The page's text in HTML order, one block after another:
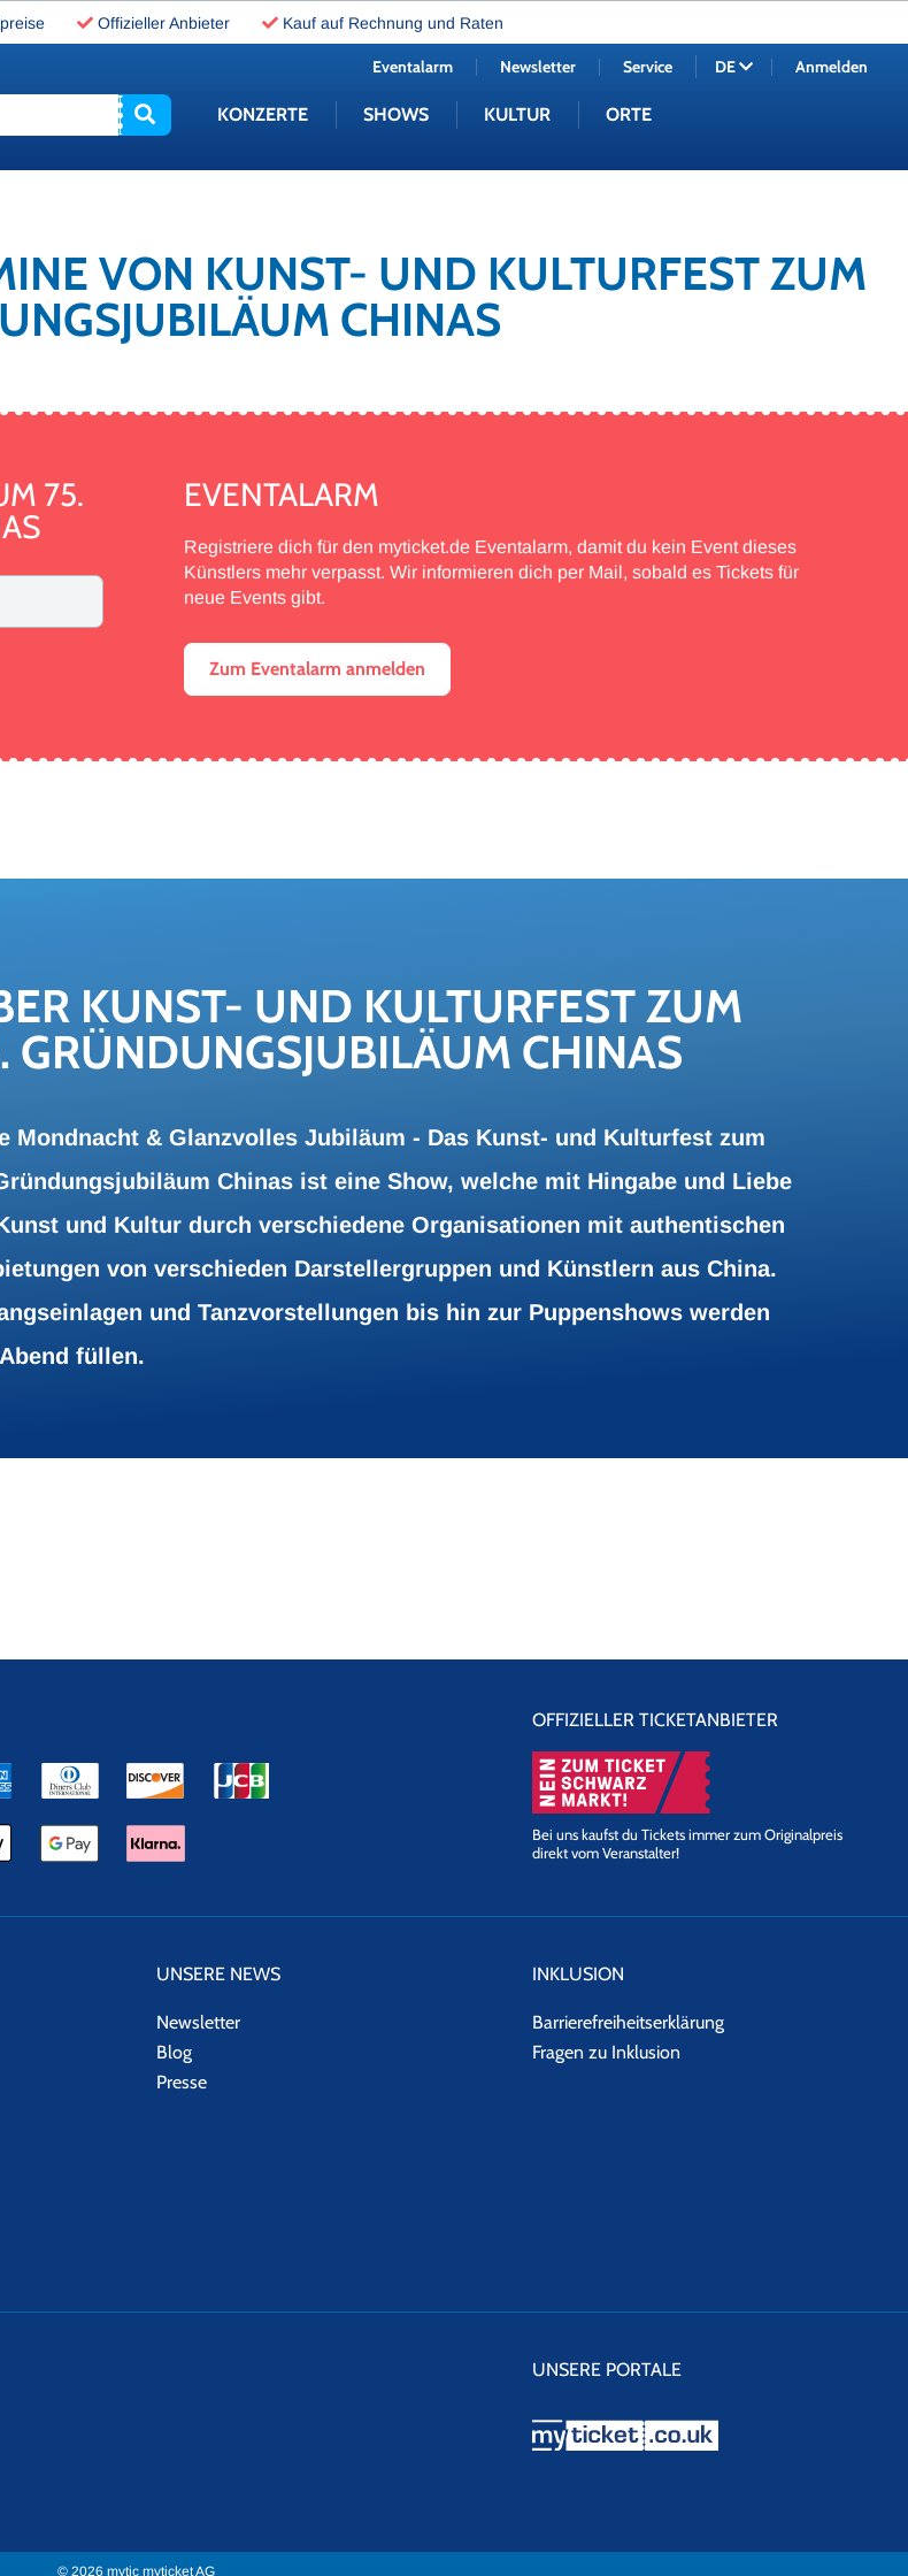
Offizieller Anbieter Kauf auf Rechnung und Raten
KONZERTE SHOWS KULTUR ORTE
Eventalarm Newsletter Service DE Anmelden
VON KUNST- UND KULTURFEST ZUM
CHINAS
75.
EVENTALARM
Registriere dich für den myticket.de Eventalarm, damit du kein Event dieses
Künstlers mehr verpasst. Wir informieren dich per Mail, sobald es Tickets für
neue Events gibt.
Zum Eventalarm anmelden
KUNST-​ UND KUL­TUR­FEST ZUM
GRÜN­DUNGS­JU­BI­LÄ­UM CHI­NAS
Mondnacht & Glanzvolles Jubiläum - Das Kunst- und Kulturfest zum
Chinas ist eine Show, welche mit Hingabe und Liebe
und Kultur durch verschiedene Organisationen mit authentischen
von verschieden Darstellergruppen und Künstlernaus China.
und Tanzvorstellungen bis hin zur Puppenshows werden
füllen.
OFFIZIELLER TICKETANBIETER
Bei uns kaufst du Tickets immer zum Originalpreis
direkt vom Veranstalter!
UNSERE NEWS
Newsletter
Blog
Presse
INKLUSION
Barrierefreiheitserklärung
Fragen zu Inklusion
UNSERE PORTALE
© 2026 mytic myticket AG